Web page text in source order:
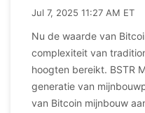
Jul 7, 2025 11:27 AM ET
Nu de waarde van
complexiteit van
hoogten bereikt. BSTR
generatie van
van Bitcoin mijnbouw